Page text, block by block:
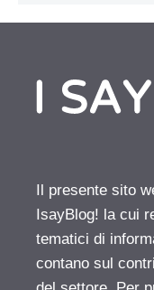
Il presente sito
IsayBlog! la cui
tematici di
contano sul